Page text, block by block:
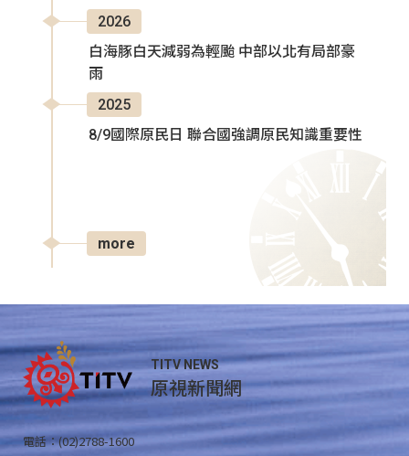
2026
白海豚白天減弱為輕颱 中部以北有局部豪
雨
2025
8/9國際原民日 聯合國強調原民知識重要性
more
TITV NEWS
原視新聞網
電話：(02)2788-1600